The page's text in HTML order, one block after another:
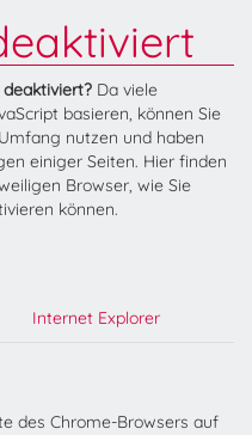
Da viele
basieren, können Sie
nutzen und haben
einiger Seiten. Hier finden
Browser, wie Sie
können.
Internet Explorer
des Chrome-Browsers auf